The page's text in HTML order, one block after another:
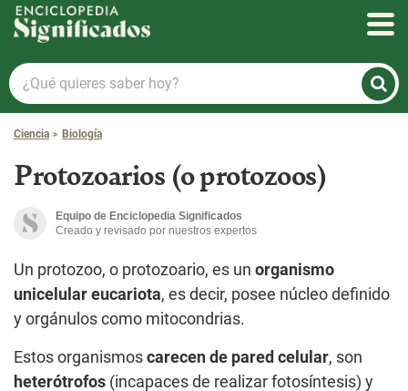
Enciclopedia Significados
¿Qué
quieres
saber
hoy?
Ciencia Biología
Protozoarios (o protozoos)
Equipo de Enciclopedia Significados
Creado y revisado por nuestros expertos
Un protozoo, o protozoario, es un organismo
unicelular eucariota, es decir, posee núcleo definido
y orgánulos como mitocondrias.
Estos organismos carecen de pared celular, son
heterótrofos (incapaces de realizar fotosíntesis) y